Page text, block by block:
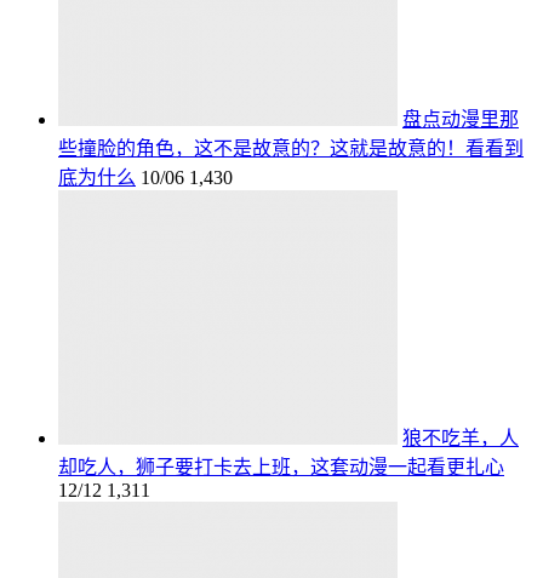
盘点动漫里那
些撞脸的角色，这不是故意的？这就是故意的！看看到
底为什么 10/06 1,430
狼不吃羊，人
却吃人，狮子要打卡去上班，这套动漫一起看更扎心
12/12 1,311